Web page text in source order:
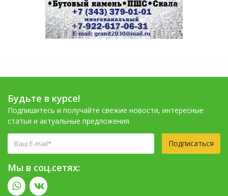
Будьте в курсе!
Подпишитесь и получайте свежие новости, интересные
статьи и актуальные предложения
Подписаться
Мы в соц.сетях: